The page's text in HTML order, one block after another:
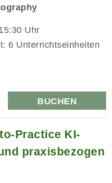
Uhr
6 Unterrichtseinheiten
BUCHEN
Practice KI-
praxisbezogen